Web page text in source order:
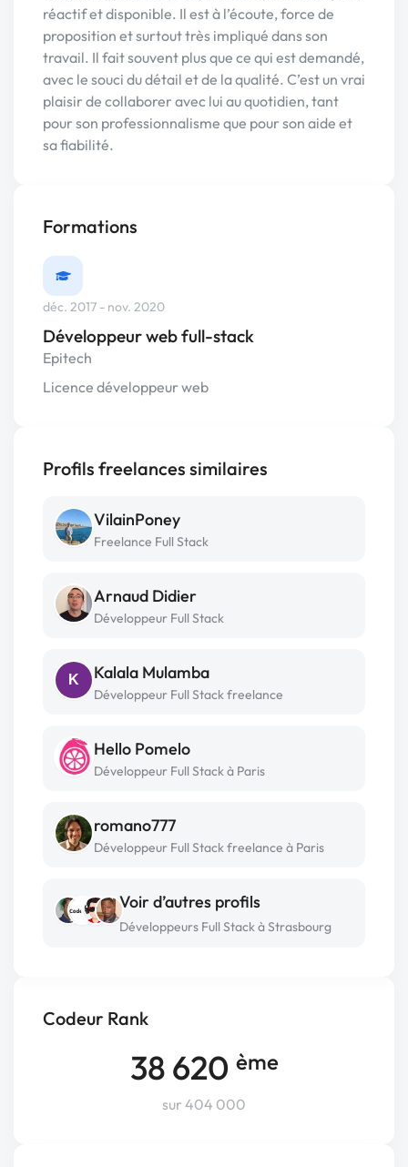
Codeur Rank
38 620 ème
sur 404 000
réactif et disponible. Il est à l’écoute, force de
proposition et surtout très impliqué dans son
travail. Il fait souvent plus que ce qui est demandé,
avec le souci du détail et de la qualité. C’est un vrai
plaisir de collaborer avec lui au quotidien, tant
pour son professionnalisme que pour son aide et
sa fiabilité.
Formations
déc. 2017 - nov. 2020
Développeur web full-stack
Epitech
Licence développeur web
Profils freelances similaires
VilainPoney
Freelance Full Stack
Arnaud Didier
Développeur Full Stack
K Kalala Mulamba
Développeur Full Stack freelance
Hello Pomelo
Développeur Full Stack à Paris
romano777
Développeur Full Stack freelance à Paris
Voir d’autres profils
Développeurs Full Stack à Strasbourg